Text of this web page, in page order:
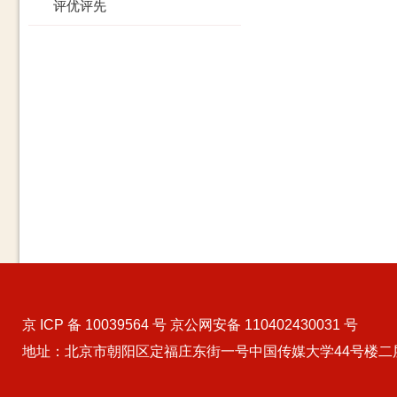
评优评先
京 ICP 备 10039564 号 京公网安备 110402430031 号
地址：北京市朝阳区定福庄东街一号中国传媒大学44号楼二